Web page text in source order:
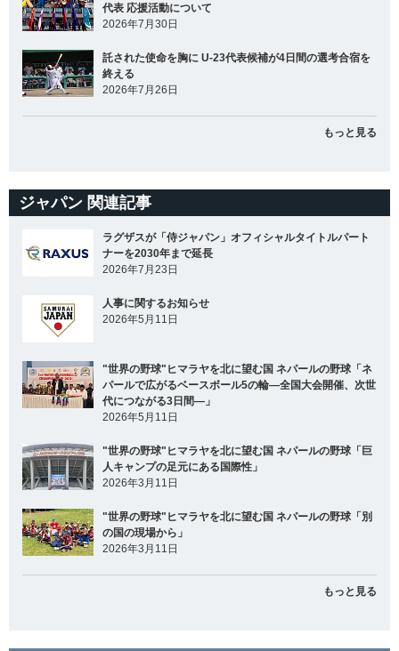
代表 応援活動について
2026年7月30日
託された使命を胸に U-23代表候補が4日間の選考合宿を
終える
2026年7月26日
もっと見る
ジャパン 関連記事
ラグザスが「侍ジャパン」オフィシャルタイトルパート
ナーを2030年まで延長
2026年7月23日
人事に関するお知らせ
2026年5月11日
"世界の野球"ヒマラヤを北に望む国 ネパールの野球「ネ
パールで広がるベースボール5の輪―全国大会開催、次世
代につながる3日間―」
2026年5月11日
"世界の野球"ヒマラヤを北に望む国 ネパールの野球「巨
人キャンプの足元にある国際性」
2026年3月11日
"世界の野球"ヒマラヤを北に望む国 ネパールの野球「別
の国の現場から」
2026年3月11日
もっと見る